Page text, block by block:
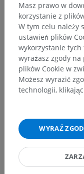
Anatomia
Ciało ludzkie>
Gruczoły
Odnoga
Powiązane
Tłumaczenia
Masz prawo w
korzystanie z
W tym celu należy
ustawień plików
wykorzystanie
wyrażasz zgody
plików Cookie w
Możesz wyrazić
technologii,
WYRAŹ